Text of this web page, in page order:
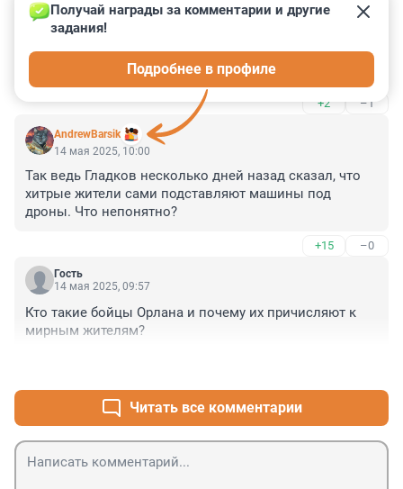
14 мая 2025, 10:01
Зря в средствах массовой информации сообщают о
количестве сбитых беспилотников. На Украине
говорят о числе запущенных на российскую
территорию. Методом вычитания можно узнать о
числе не сбитых. А потратив время составить
диаграмму с не сбитыми за несколько лет.
Результаты одну из сторон конфликта не порадуют.
Надеюсь, ни кого оскорбил и навозом меня не
закидают.
+2 –1
AndrewBarsik
Получай награды за комментарии и другие
задания!
Подробнее в профиле
14 мая 2025, 10:00
Так ведь Гладков несколько дней назад сказал, что
хитрые жители сами подставляют машины под
дроны. Что непонятно?
+15 –0
Гость
14 мая 2025, 09:57
Кто такие бойцы Орлана и почему их причисляют к
мирным жителям?
Читать все комментарии